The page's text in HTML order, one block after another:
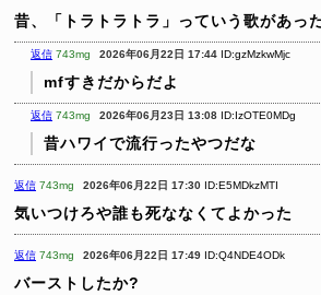
昔、「トラトラトラ」っていう歌があっ
返信 743mg 2026年06月22日 17:44 ID:gzMzkwMjc
mfすきだからだよ
返信 743mg 2026年06月23日 13:08 ID:IzOTE0MDg
昔ハワイで流行ったやつだな
返信 743mg 2026年06月22日 17:30 ID:E5MDkzMTI
気いつけろや誰も死ななくてよかった
返信 743mg 2026年06月22日 17:49 ID:Q4NDE4ODk
バーストしたか?